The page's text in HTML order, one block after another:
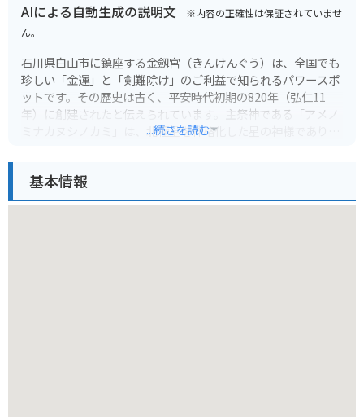
AIによる自動生成の説明文 ※内容の正確性は保証されていませ
ん。
石川県白山市に鎮座する金劔宮（きんけんぐう）は、全国でも
珍しい「金運」と「剣難除け」のご利益で知られるパワースポ
ットです。その歴史は古く、平安時代初期の820年（弘仁11
年）に創建されたと伝えられています。主祭神である「アメノ
ミナカヌシノカミ」は、北極星を神格化した星の神様であり、
全国から訪れます。
...続きを読む
基本情報